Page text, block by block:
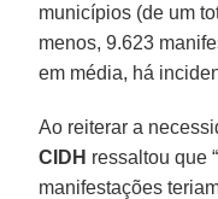
municípios (de um
menos, 9.623
em média, há
Ao reiterar a
CIDH ressaltou que
manifestações